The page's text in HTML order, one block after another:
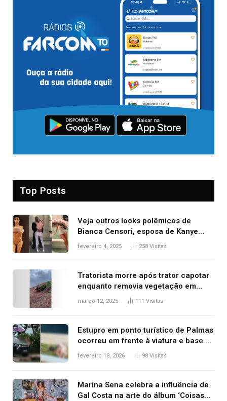
Top Posts
Veja outros looks polêmicos de
Bianca Censori, esposa de Kanye
West que apareceu nua no Grammy
fevereiro 4, 2025 258 Visitas
Tratorista morre após trator capotar
enquanto removia vegetação em
ribanceira de rodovia
março 12, 2025 111 Visitas
Estupro em ponto turístico de Palmas
ocorreu em frente à viatura e base de
segurança; polícia investiga
fevereiro 18, 2026 98 Visitas
Marina Sena celebra a influência de
Gal Costa na arte do álbum ‘Coisas